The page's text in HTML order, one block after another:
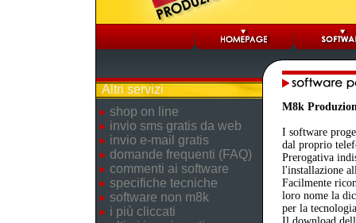
Altri servizi
shop on line
invio sms gratis da web
invio e-mail gratis
domande frequenti (FAQ)
commenti ai software
specifiche tecniche
software non m8k
i più cliccati
M8k
I software
dal proprio
Prerogativa
l'installazione
Facilmente
loro nome la
per la